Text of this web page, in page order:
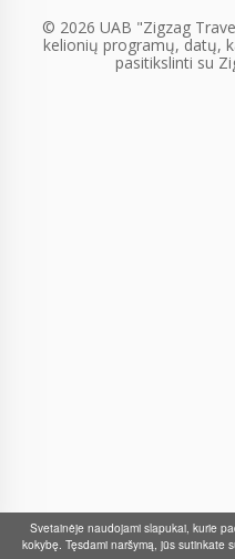
© 2026 UAB "Zigzag
kelionių programų, datų,
pasitikslinti su
Svetainėje naudojami slapukai, kurie
kokybę. Tęsdami naršymą, jūs sutinkate